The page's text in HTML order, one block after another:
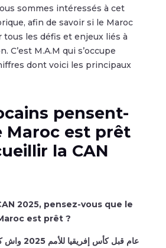
sommes intéressés à cet
afin de savoir si le Maroc
les défis et enjeux liés à
C’est M.A.M qui s’occupe
dont voici les principaux
pensent-
Maroc est prêt
la CAN
2025, pensez-vous que le
est prêt ?
عام قبل كأس